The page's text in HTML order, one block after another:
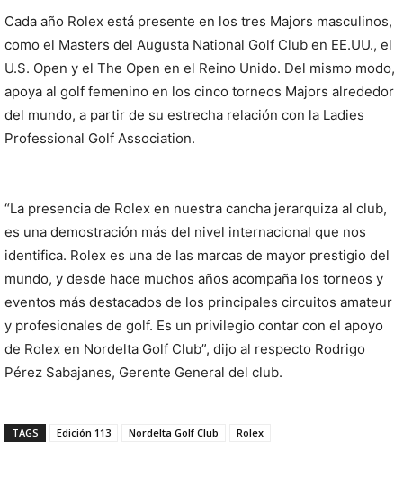
Cada año Rolex está presente en los tres Majors masculinos,
como el Masters del Augusta National Golf Club en EE.UU., el
U.S. Open y el The Open en el Reino Unido. Del mismo modo,
apoya al golf femenino en los cinco torneos Majors alrededor
del mundo, a partir de su estrecha relación con la Ladies
Professional Golf Association.
“La presencia de Rolex en nuestra cancha jerarquiza al club,
es una demostración más del nivel internacional que nos
identifica. Rolex es una de las marcas de mayor prestigio del
mundo, y desde hace muchos años acompaña los torneos y
eventos más destacados de los principales circuitos amateur
y profesionales de golf. Es un privilegio contar con el apoyo
de Rolex en Nordelta Golf Club”, dijo al respecto Rodrigo
Pérez Sabajanes, Gerente General del club.
TAGS Edición 113 Nordelta Golf Club Rolex